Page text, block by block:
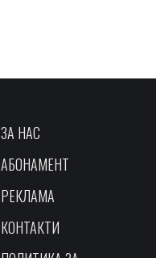
ЗА НАС
АБОНАМЕНТ
РЕКЛАМА
КОНТАКТИ